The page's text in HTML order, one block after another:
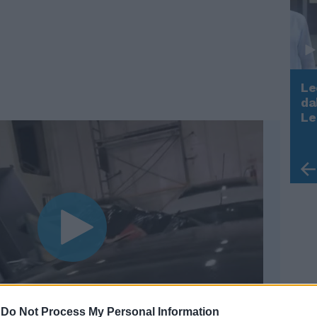
Do Not Process My Personal Information
00:12
Trump, Meloni e la strategia
americana